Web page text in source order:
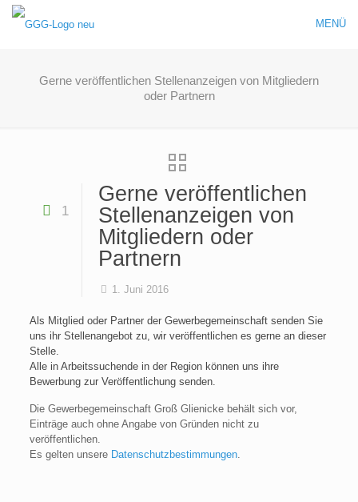
MENÜ
Gerne veröffentlichen Stellenanzeigen von Mitgliedern
oder Partnern
1
Gerne veröffentlichen
Stellenanzeigen von
Mitgliedern oder
Partnern
1. Juni 2016
Als Mitglied oder Partner der Gewerbegemeinschaft senden Sie
uns ihr Stellenangebot zu, wir veröffentlichen es gerne an dieser
Stelle.
Alle in Arbeitssuchende in der Region können uns ihre
Bewerbung zur Veröffentlichung senden.
Die Gewerbegemeinschaft Groß Glienicke behält sich vor,
Einträge auch ohne Angabe von Gründen nicht zu
veröffentlichen.
Es gelten unsere Datenschutzbestimmungen.